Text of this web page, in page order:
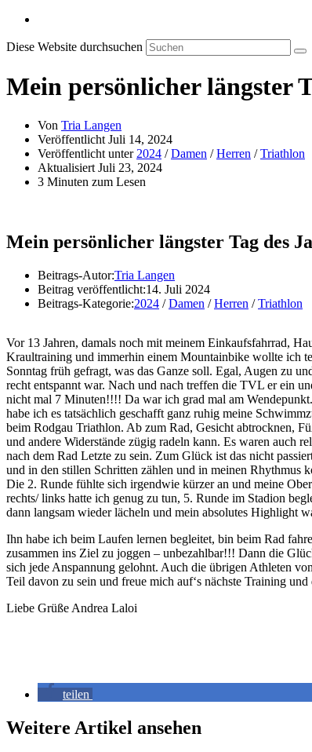
Diese Website durchsuchen
Mein persönlicher längster
Von Tria Langen
Veröffentlicht Juli 14, 2024
Veröffentlicht unter 2024 /Damen /Herren /Triathlon
Aktualisiert Juli 23, 2024
3 Minuten zum Lesen
Mein persönlicher längster Tag des
Beitrags-Autor:Tria Langen
Beitrag veröffentlicht:14. Juli 2024
Beitrags-Kategorie:2024 / Damen / Herren / Triathlon
Vor 13 Jahren, damals noch mit meinem Einkaufsfahrrad,
Kraultraining und immerhin einem Mountainbike wollte ich
Sonntag früh gefragt, was das Ganze soll. Egal, Augen zu
recht entspannt war. Nach und nach treffen die TVL er ein
nicht mal 7 Minuten!!!! Da war ich grad mal am
habe ich es tatsächlich geschafft ganz ruhig meine
beim Rodgau Triathlon. Ab zum Rad, Gesicht abtrocknen,
und andere Widerstände zügig radeln kann. Es waren auch
nach dem Rad Letzte zu sein. Zum Glück ist das nicht
und in den stillen Schritten zählen und in meinen Rhythmus
Die 2. Runde fühlte sich irgendwie kürzer an und meine
rechts/ links hatte ich genug zu tun, 5. Runde im Stadion
dann langsam wieder lächeln und mein absolutes Highlight
Ihn habe ich beim Laufen lernen begleitet, bin beim Rad
zusammen ins Ziel zu joggen – unbezahlbar!!! Dann die
sich jede Anspannung gelohnt. Auch die übrigen Athleten
Teil davon zu sein und freue mich auf‘s nächste Training
Liebe Grüße Andrea Laloi
teilen
Weitere Artikel ansehen